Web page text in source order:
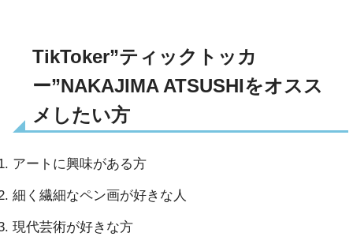
TikToker”ティックトッカ
ー”NAKAJIMA ATSUSHIをオスス
メしたい方
アートに興味がある方
細く繊細なペン画が好きな人
現代芸術が好きな方